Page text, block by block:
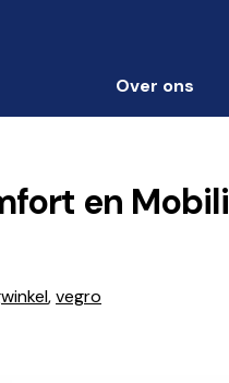
Over ons
en
,vegro